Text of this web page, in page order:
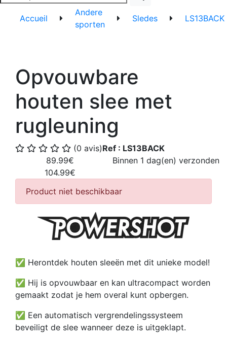
Accueil
Andere
sporten
Sledes LS13BACK
Opvouwbare
houten slee met
rugleuning
(0 avis)Ref : LS13BACK
89.99€
104.99€
Binnen 1 dag(en) verzonden
Product niet beschikbaar
✅ Herontdek houten sleeën met dit unieke model!
✅ Hij is opvouwbaar en kan ultracompact worden
gemaakt zodat je hem overal kunt opbergen.
✅ Een automatisch vergrendelingssysteem
beveiligt de slee wanneer deze is uitgeklapt.